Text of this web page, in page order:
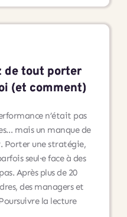
de tout porter
(et comment)
n’était pas
mais un manque de
Porter une stratégie,
seul·e face à des
Après plus de 20
des managers et
la lectureDirigeants,